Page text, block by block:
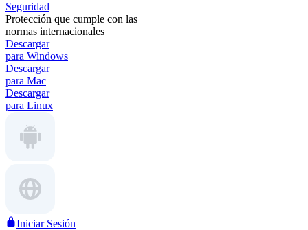
Seguridad
Protección que cumple con las
normas internacionales
Descargar
para Windows
Descargar
para Mac
Descargar
para Linux
Iniciar Sesión